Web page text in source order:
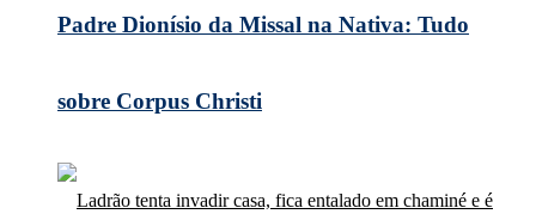
Padre Dionísio da Missal na Nativa: Tudo
sobre Corpus Christi